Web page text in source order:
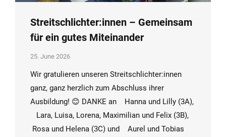
Streitschlichter:innen – Gemeinsam
für ein gutes Miteinander
25. June 2026
Wir gratulieren unseren Streitschlichter:innen
ganz, ganz herzlich zum Abschluss ihrer
Ausbildung! 😊 DANKE an Hanna und Lilly (3A),
Lara, Luisa, Lorena, Maximilian und Felix (3B),
Rosa und Helena (3C) und Aurel und Tobias